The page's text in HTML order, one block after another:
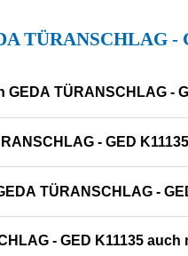
TÜRANSCHLAG -
TÜRANSCHLAG -
- GED
TÜRANSCHLAG -
- GED K11135 auch